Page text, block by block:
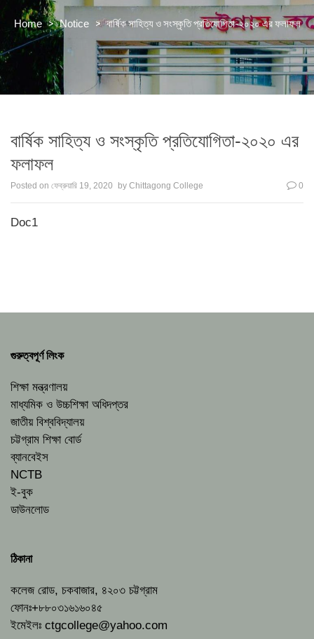
Home > Notice > বার্ষিক সাহিত্য ও সংস্কৃতি প্রতিযোগিতা-২০২০ এর ফলাফল
বার্ষিক সাহিত্য ও সংস্কৃতি প্রতিযোগিতা-২০২০ এর
ফলাফল
Posted on ফেব্রুয়ারি 19, 2020 by Chittagong College 0
Doc1
গুরুত্বপূর্ণ লিংক
শিক্ষা মন্ত্রণালয়
মাধ্যমিক ও উচ্চশিক্ষা অধিদপ্তর
জাতীয় বিশ্ববিদ্যালয়
চট্টগ্রাম শিক্ষা বোর্ড
ব্যানবেইস
NCTB
ই-বুক
ডাউনলোড
ঠিকানা
কলেজ রোড, চকবাজার, ৪২০৩ চট্টগ্রাম
ফোনঃ+৮৮০৩১৬১৬০৪৫
ইমেইলঃ ctgcollege@yahoo.com